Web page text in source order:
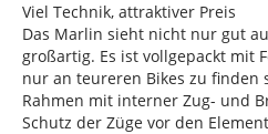
Viel Technik, attraktiver Preis
Das Marlin sieht nicht nur gut
großartig. Es ist vollgepackt mit
nur an teureren Bikes zu finden
Rahmen mit interner Zug- und
Schutz der Züge vor den